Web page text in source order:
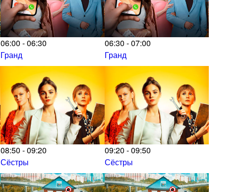
06:00 - 06:30
Гранд
06:30 - 07:00
Гранд
08:50 - 09:20
Сёстры
09:20 - 09:50
Сёстры